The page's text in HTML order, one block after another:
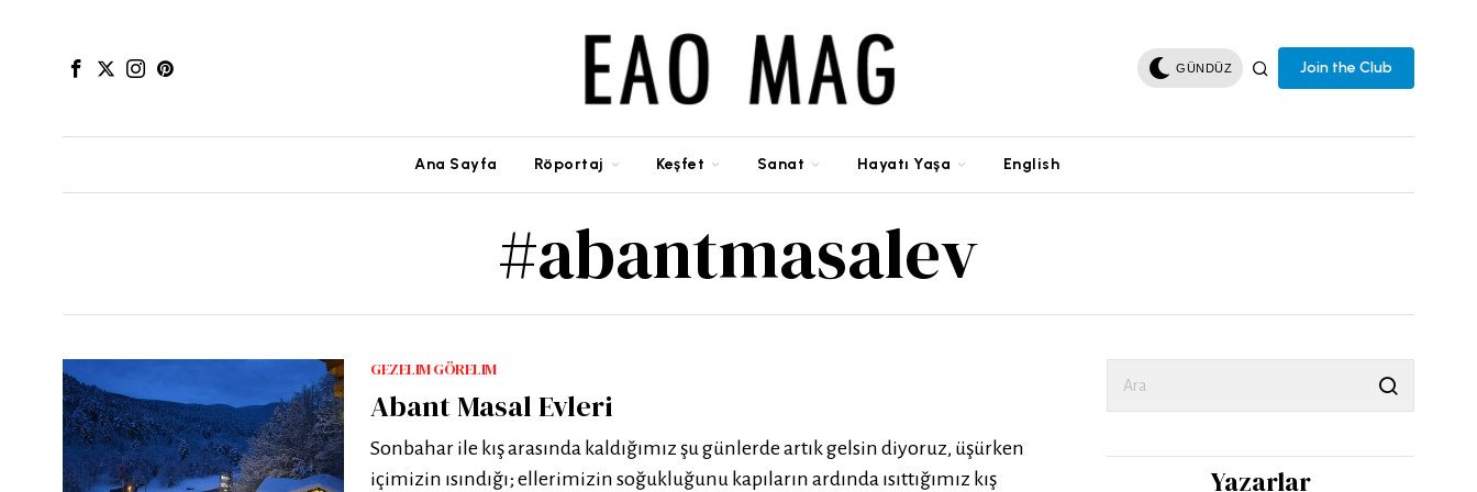
GÜNDÜZ Join the Club
Ana Sayfa Röportaj Keşfet Sanat Hayatı Yaşa English
#abantmasalev
GEZELIM GÖRELIM
Abant Masal Evleri
Sonbahar ile kış arasında kaldığımız şu günlerde artık gelsin diyoruz, üşürken
içimizin ısındığı; ellerimizin soğukluğunu kapıların ardında ısıttığımız kış
Yazarlar